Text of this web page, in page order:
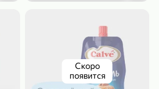
Скоро
появится